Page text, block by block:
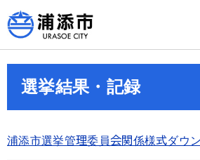
選挙結果・記録
浦添市選挙管理委員会関係様式ダウ